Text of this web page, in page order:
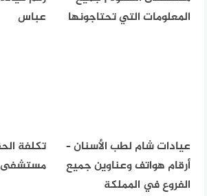
المعلومات التي تحتاجونها
عباس
عيادات شام لطب الأسنان –
أرقام هواتف وعناوين جميع
الفروع في المملكة
تكلفة
مستشفى